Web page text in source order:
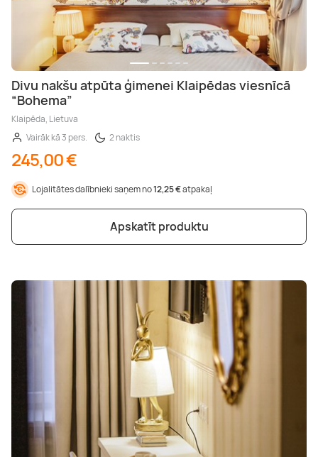
Divu nakšu atpūta ģimenei Klaipēdas viesnīcā
“Bohema”
Klaipēda, Lietuva
Vairāk kā 3 pers.
2 naktis
245,00 €
Lojalitātes dalībnieki saņem no12,25 €atpakaļ
Apskatīt produktu